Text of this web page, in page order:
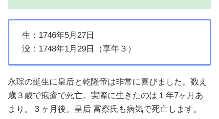
生：1746年5月27日
没：1748年1月29日（享年３）
永琮の誕生に皇后と乾隆帝は非常に喜びました。数え
歳３歳で疱瘡で死亡。実際に生きたのは１年7ヶ月あ
まり。３ヶ月後。皇后 富察氏も病気で死亡します。